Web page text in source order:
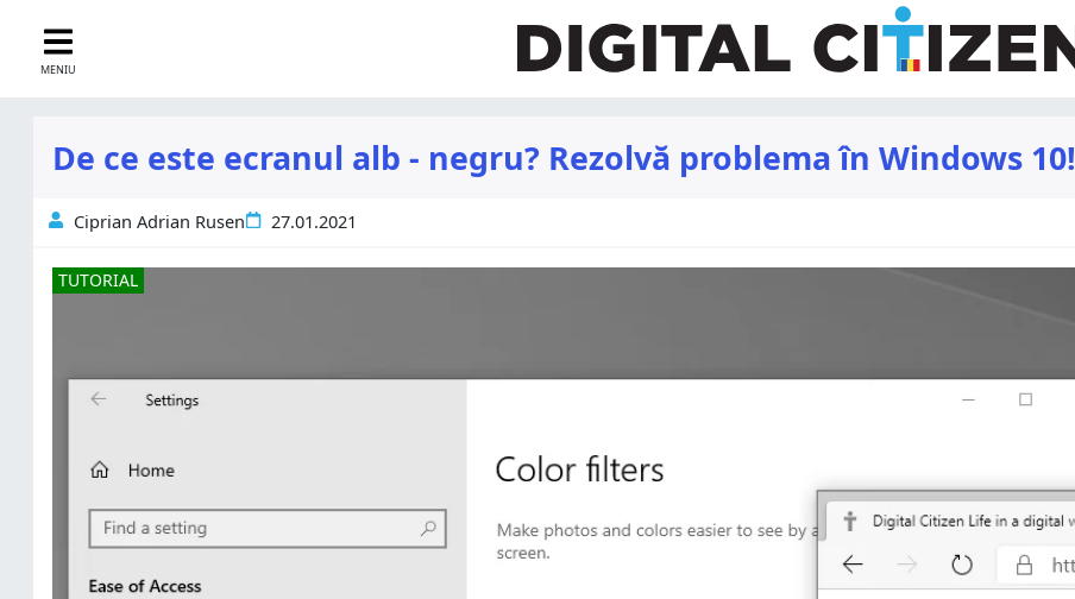
MENIU
De ce este ecranul alb - negru? Rezolvă problema în Windows 10!
Ciprian Adrian Rusen 27.01.2021
TUTORIAL